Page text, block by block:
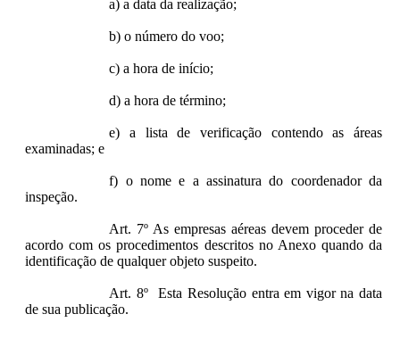
a) a data da realização;
b) o número do voo;
c) a hora de início;
d) a hora de término;
e) a lista de verificação contendo as áreas
examinadas; e
f) o nome e a assinatura do coordenador da
inspeção.
Art. 7º As empresas aéreas devem proceder de
acordo com os procedimentos descritos no Anexo quando da
identificação de qualquer objeto suspeito.
Art. 8º Esta Resolução entra em vigor na data
de sua publicação.